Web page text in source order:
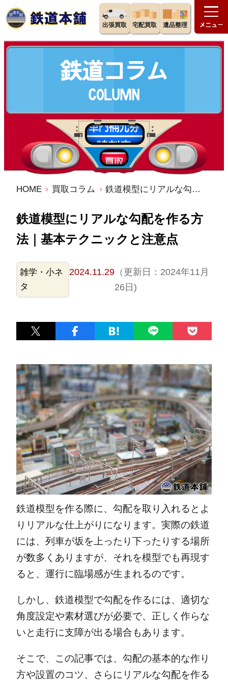
出張買取 宅配買取 遺品整理
HOME 買取コラム 鉄道模型にリアルな勾配を作る方法｜基本テクニックと注意点
鉄道模型にリアルな勾配を作る方
法｜基本テクニックと注意点
雑学・小ネ
タ
2024.11.29（更新日：2024年11月
26日)
鉄道模型を作る際に、勾配を取り入れるとよ
りリアルな仕上がりになります。実際の鉄道
には、列車が坂を上ったり下ったりする場所
が数多くありますが、それを模型でも再現す
ると、運行に臨場感が生まれるのです。
しかし、鉄道模型で勾配を作るには、適切な
角度設定や素材選びが必要で、正しく作らな
いと走行に支障が出る場合もあります。
そこで、この記事では、勾配の基本的な作り
方や設置のコツ、さらにリアルな勾配を作る